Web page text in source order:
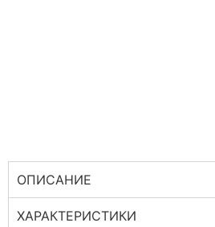
ОПИСАНИЕ
ХАРАКТЕРИСТИКИ